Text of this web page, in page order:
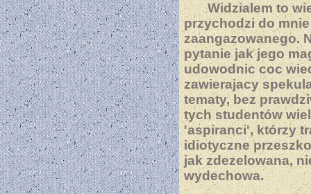
Widzialem to
przychodzi do
zaangazowanego.
pytanie jak jego
udowodnic coc
zawierajacy
tematy, bez
tych studentów
'aspiranci', którzy
idiotyczne
jak zdezelowana,
wydechowa.